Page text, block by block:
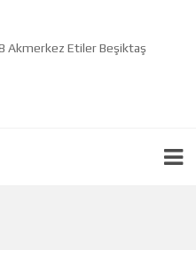
Akmerkez Etiler Beşiktaş